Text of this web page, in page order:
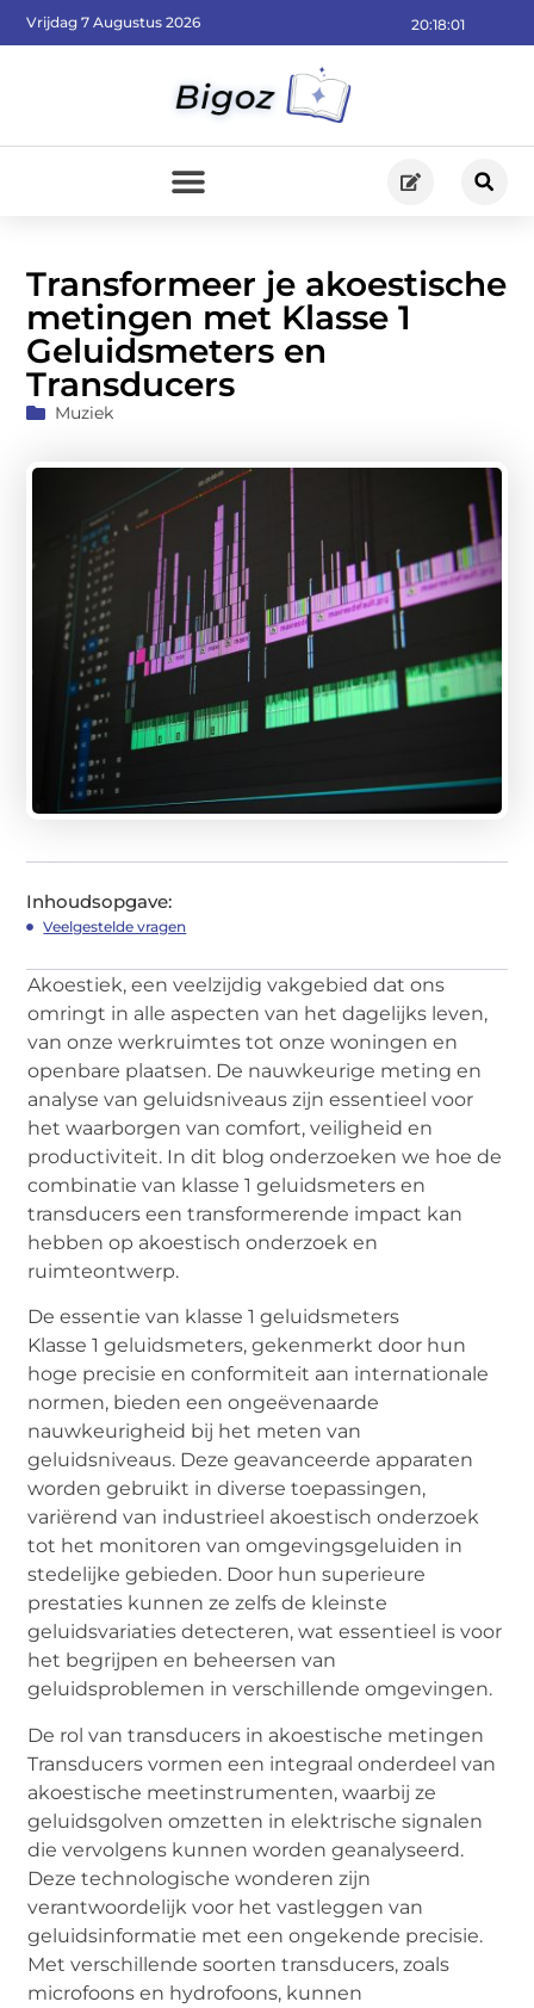
20:18:03
Vrijdag 7 Augustus 2026
Transformeer je akoestische
metingen met Klasse 1
Geluidsmeters en
Transducers
Muziek
Inhoudsopgave:
Veelgestelde vragen
Akoestiek, een veelzijdig vakgebied dat ons
omringt in alle aspecten van het dagelijks leven,
van onze werkruimtes tot onze woningen en
openbare plaatsen. De nauwkeurige meting en
analyse van geluidsniveaus zijn essentieel voor
het waarborgen van comfort, veiligheid en
productiviteit. In dit blog onderzoeken we hoe de
combinatie van klasse 1 geluidsmeters en
transducers een transformerende impact kan
hebben op akoestisch onderzoek en
ruimteontwerp.
De essentie van klasse 1 geluidsmeters
Klasse 1 geluidsmeters, gekenmerkt door hun
hoge precisie en conformiteit aan internationale
normen, bieden een ongeëvenaarde
nauwkeurigheid bij het meten van
geluidsniveaus. Deze geavanceerde apparaten
worden gebruikt in diverse toepassingen,
variërend van industrieel akoestisch onderzoek
tot het monitoren van omgevingsgeluiden in
stedelijke gebieden. Door hun superieure
prestaties kunnen ze zelfs de kleinste
geluidsvariaties detecteren, wat essentieel is voor
het begrijpen en beheersen van
geluidsproblemen in verschillende omgevingen.
De rol van transducers in akoestische metingen
Transducers vormen een integraal onderdeel van
akoestische meetinstrumenten, waarbij ze
geluidsgolven omzetten in elektrische signalen
die vervolgens kunnen worden geanalyseerd.
Deze technologische wonderen zijn
verantwoordelijk voor het vastleggen van
geluidsinformatie met een ongekende precisie.
Met verschillende soorten transducers, zoals
microfoons en hydrofoons, kunnen